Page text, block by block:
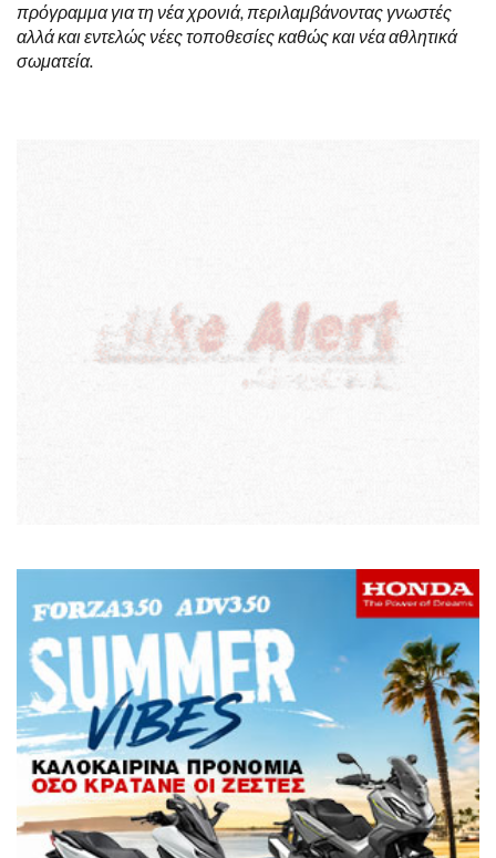
πρόγραμμα για τη νέα χρονιά, περιλαμβάνοντας γνωστές
αλλά και εντελώς νέες τοποθεσίες καθώς και νέα αθλητικά
σωματεία.